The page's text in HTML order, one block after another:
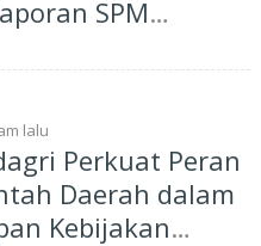
SPM
Tahun 2026
lalu
Perkuat Peran
Daerah dalam
Kebijakan